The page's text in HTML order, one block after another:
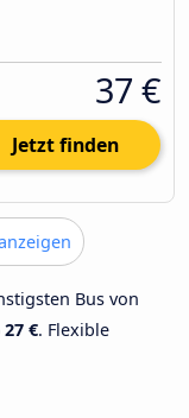
37 €
Jetzt finden
Bus von
27 €. Flexible